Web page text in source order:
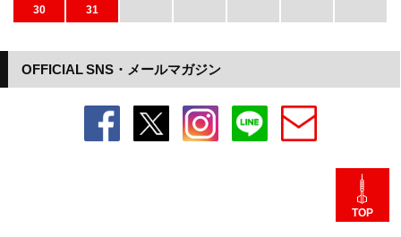
OFFICIAL SNS・メールマガジン
30
31
TOP